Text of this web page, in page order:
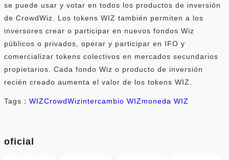
se puede usar y votar en todos los productos de inversión
de CrowdWiz. Los tokens WIZ también permiten a los
inversores crear o participar en nuevos fondos Wiz
públicos o privados, operar y participar en IFO y
comercializar tokens colectivos en mercados secundarios
propietarios. Cada fondo Wiz o producto de inversión
recién creado aumenta el valor de los tokens WIZ.
Tags： WIZCrowdWizintercambio WIZmoneda WIZ
oficial